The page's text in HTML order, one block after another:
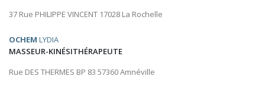
37 Rue PHILIPPE VINCENT 17028 La Rochelle
OCHEM LYDIA
MASSEUR-KINÉSITHÉRAPEUTE
Rue DES THERMES BP 83 57360 Amnéville